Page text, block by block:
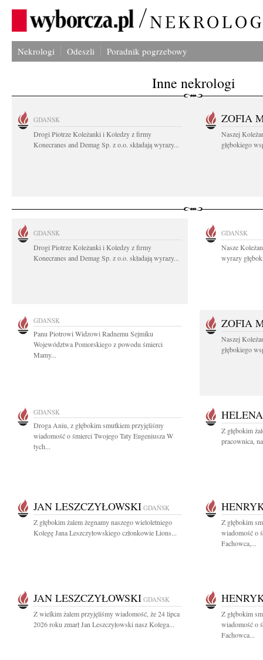
Nekrologi Odeszli Poradnik pogrzebowy
Inne nekrologi
GDAŃSK
Drogi Piotrze Koleżanki i Koledzy z firmy
Konecranes and Demag Sp. z o.o. składają wyrazy...
ZOFIA
Naszej
głębokiego
GDAŃSK
Drogi Piotrze Koleżanki i Koledzy z firmy
Konecranes and Demag Sp. z o.o. składają wyrazy...
GDAŃSK
Nasze
wyrazy
GDAŃSK
Panu Piotrowi Widzowi Radnemu Sejmiku
Województwa Pomorskiego z powodu śmierci
Mamy...
ZOFIA
Naszej
głębokiego
GDAŃSK
Droga Aniu, z głębokim smutkiem przyjęliśmy
wiadomość o śmierci Twojego Taty Eugeniusza W
tych...
Z głębokim
pracownica,
JAN LESZCZYŁOWSKI GDAŃSK
Z głębokim żalem żegnamy naszego wieloletniego
Kolegę Jana Leszczyłowskiego członkowie Lions...
Z głębokim
wiadomość o
Fachowca,...
JAN LESZCZYŁOWSKI GDAŃSK
Z wielkim żalem przyjęliśmy wiadomość, że 24 lipca
2026 roku zmarł Jan Leszczyłowski nasz Kolega...
Z głębokim
wiadomość o
Fachowca...